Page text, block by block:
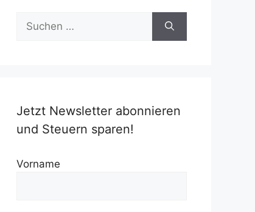
Suchen
nach:
Jetzt Newsletter abonnieren
und Steuern sparen!
Vorname